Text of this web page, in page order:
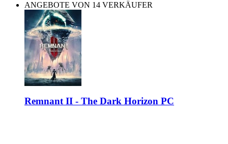
ANGEBOTE VON 14 VERKÄUFER
Remnant II - The Dark Horizon PC